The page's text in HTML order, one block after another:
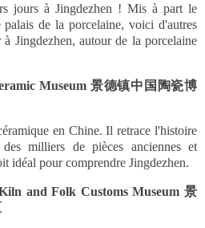
jours à Jingdezhen ! Mis à part le
de la porcelaine, voici d'autres
Jingdezhen, autour de la porcelaine
Museum 景德镇中国陶瓷博
en Chine. Il retrace l'histoire
milliers de pièces anciennes et
idéal pour comprendre Jingdezhen.
and Folk Customs Museum 景